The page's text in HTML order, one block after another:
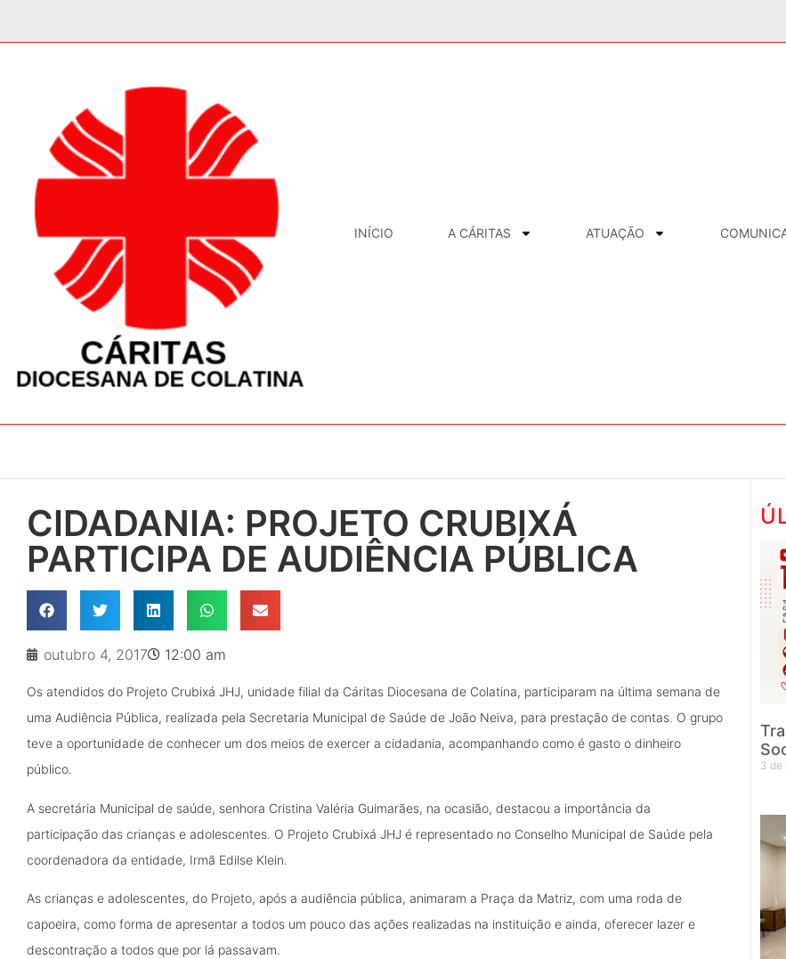
INÍCIO A CÁRITAS ATUAÇÃO
CIDADANIA: PROJETO CRUBIXÁ
PARTICIPA DE AUDIÊNCIA PÚBLICA
outubro 4, 2017 12:00 am
Os atendidos do Projeto Crubixá JHJ, unidade filial da Cáritas Diocesana de Colatina, participaram na última semana de
uma Audiência Pública, realizada pela Secretaria Municipal de Saúde de João Neiva, para prestação de contas. O grupo
teve a oportunidade de conhecer um dos meios de exercer a cidadania, acompanhando como é gasto o dinheiro
público.
A secretária Municipal de saúde, senhora Cristina Valéria Guimarães, na ocasião, destacou a importância da
participação das crianças e adolescentes. O Projeto Crubixá JHJ é representado no Conselho Municipal de Saúde pela
coordenadora da entidade, Irmã Edilse Klein.
As crianças e adolescentes, do Projeto, após a audiência pública, animaram a Praça da Matriz, com uma roda de
capoeira, como forma de apresentar a todos um pouco das ações realizadas na instituição e ainda, oferecer lazer e
descontração a todos que por lá passavam.
3 de